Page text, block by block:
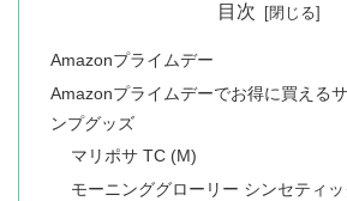
目次
Amazonプライムデー
Amazonプライムデーでお得に買える
ンプグッズ
マリポサ TC (M)
モーニンググローリー シンセティッ